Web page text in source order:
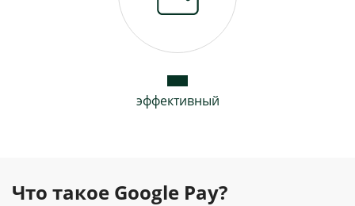
эффективный
Что такое Google Pay?